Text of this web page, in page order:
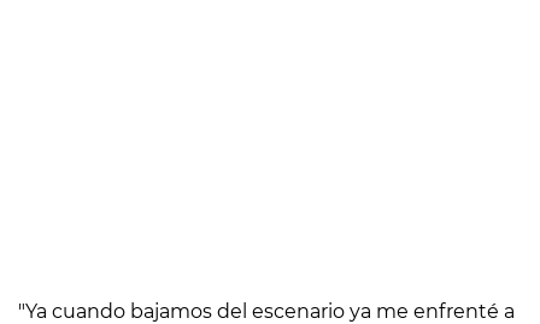
"Ya cuando bajamos del escenario ya me enfrenté a